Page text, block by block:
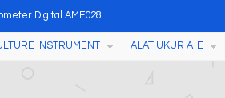
Digital AMF028....
Professional Weather Station with RCC Clo....
INSTRUMENT ALAT UKUR A-E